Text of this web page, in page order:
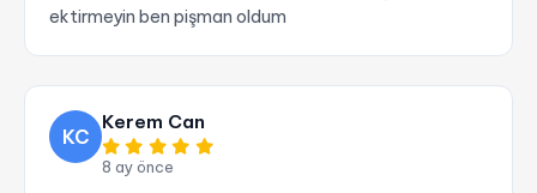
ektirmeyin ben pişman oldum
KC
Kerem Can
8 ay önce